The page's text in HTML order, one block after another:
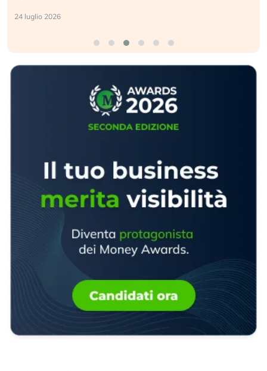
24 luglio 2026